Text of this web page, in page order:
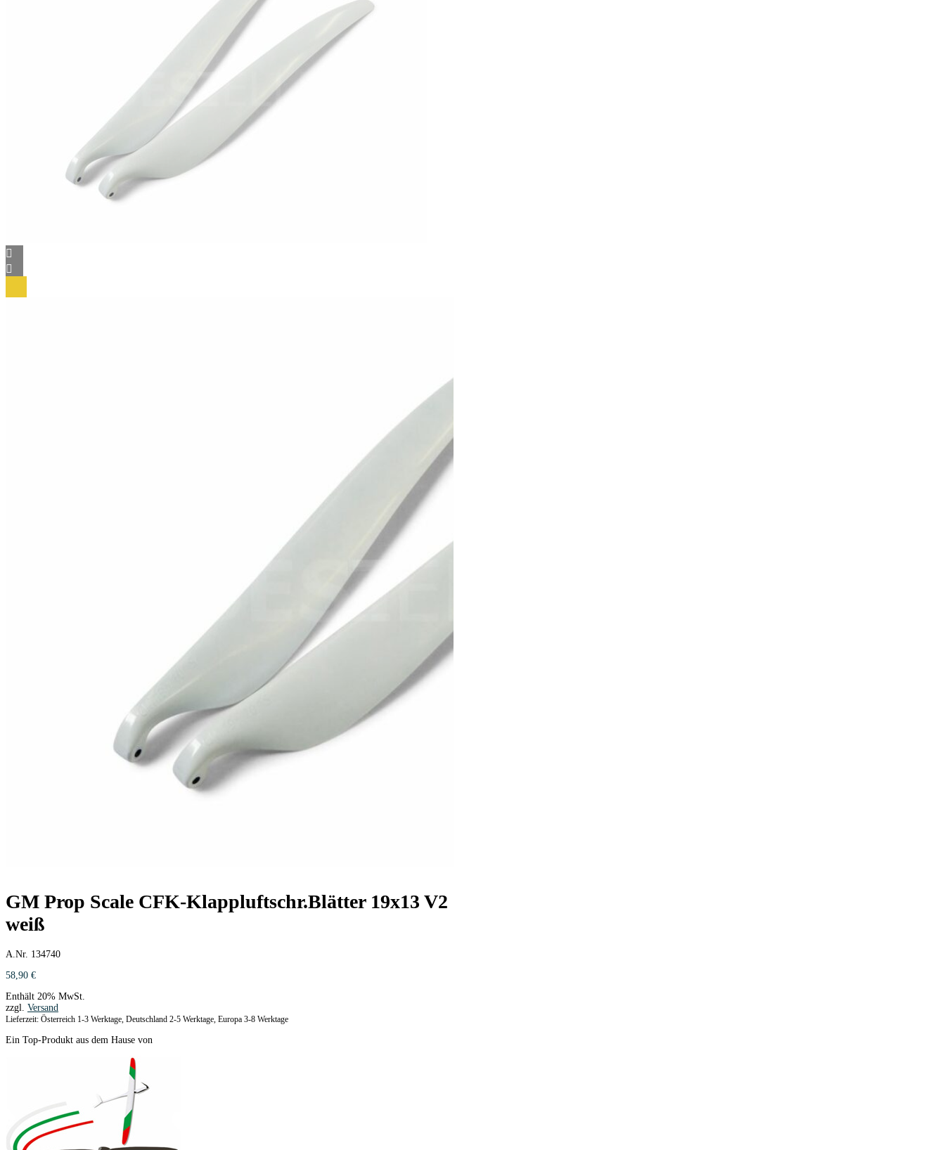
GM Prop Scale CFK-Klappluftschr.Blätter 19x13 V2
weiß
A.Nr. 134740
58,90 €
Enthält 20% MwSt.
zzgl. Versand
Lieferzeit: Österreich 1-3 Werktage, Deutschland 2-5 Werktage, Europa 3-8 Werktage
Ein Top-Produkt aus dem Hause von